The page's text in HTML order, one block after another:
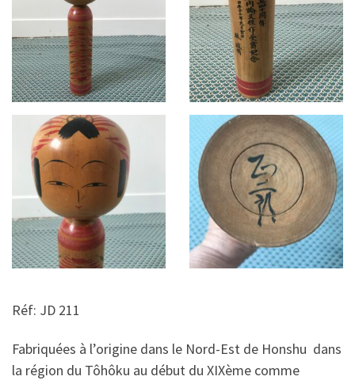
Réf: JD 211
Fabriquées à l’origine dans le Nord-Est de Honshu dans
la région du Tôhôku au début du XIXème comme